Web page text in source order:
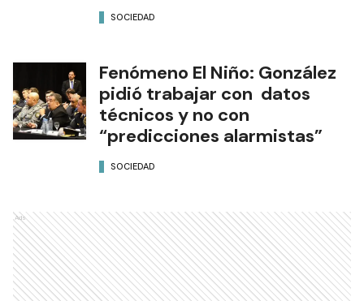
SOCIEDAD
Fenómeno El Niño: González
pidió trabajar con datos
técnicos y no con
“predicciones alarmistas”
SOCIEDAD
Ads